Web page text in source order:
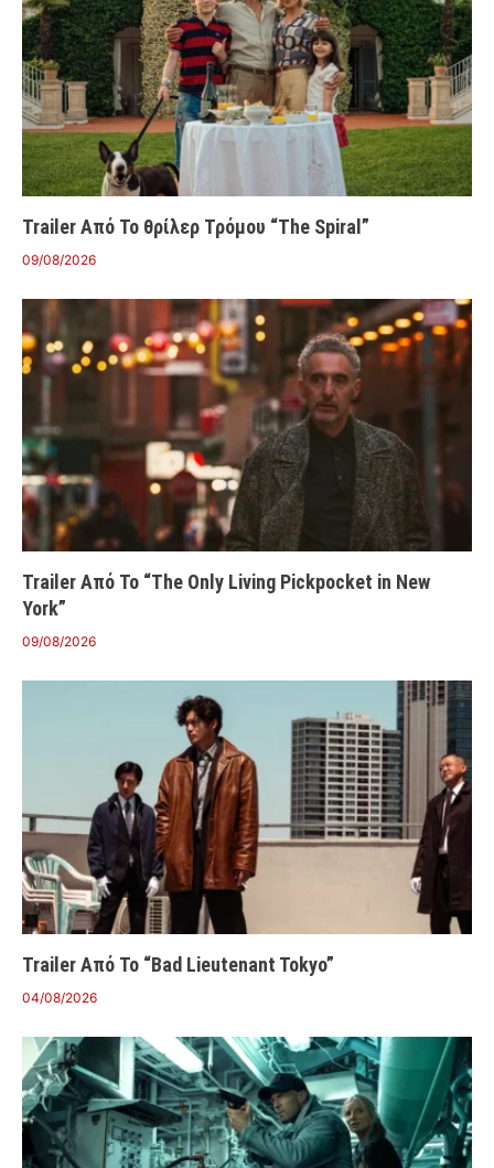
Trailer Από Το θρίλερ Τρόμου “The Spiral”
09/08/2026
Trailer Από Το “The Only Living Pickpocket in New
York”
09/08/2026
Trailer Από Το “Bad Lieutenant Tokyo”
04/08/2026